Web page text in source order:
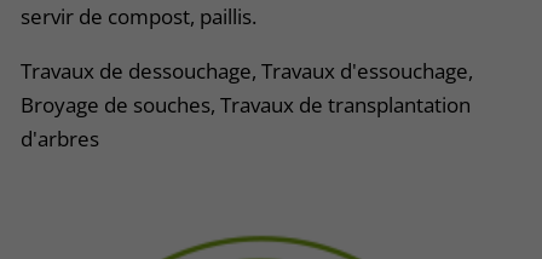
servir de compost, paillis.
Travaux de dessouchage, Travaux d'essouchage,
Broyage de souches, Travaux de transplantation
d'arbres